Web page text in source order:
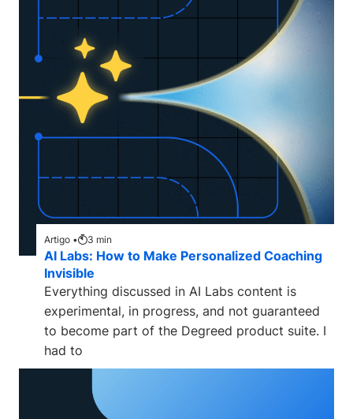
Artigo • 3 min
AI Labs: How to Make Personalized Coaching
Invisible
Everything discussed in AI Labs content is
experimental, in progress, and not guaranteed
to become part of the Degreed product suite. I
had to